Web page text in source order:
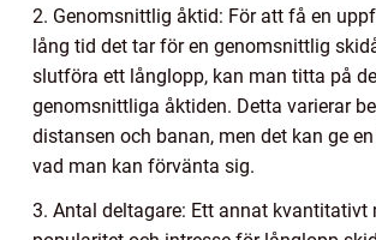
2. Genomsnittlig åktid: För att få en
lång tid det tar för en genomsnittlig
slutföra ett långlopp, kan man titta på
genomsnittliga åktiden. Detta varierar
distansen och banan, men det kan ge
vad man kan förvänta sig.
3. Antal deltagare: Ett annat kvantitativt